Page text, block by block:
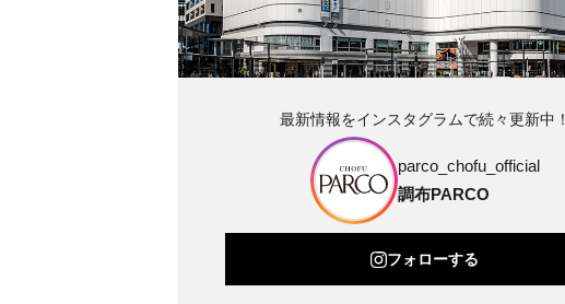
最新情報をインスタグラムで続々更新中！
parco_chofu_official
調布PARCO
フォローする